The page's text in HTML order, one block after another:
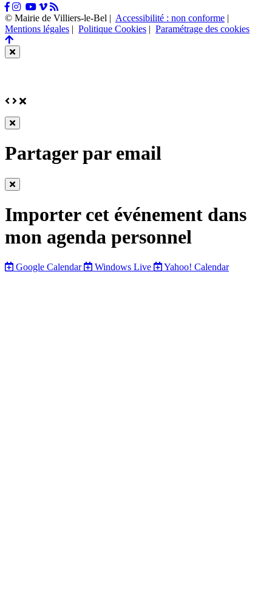
Facebook
Instagram
TiktokYoutube
Vimeo
Flux
RSS
© Mairie de Villiers-le-Bel | Accessibilité : non conforme |
Mentions légales | Politique Cookies | Paramétrage des cookies
Retour
en
haut
Fermer
Précédent
Suivant
Fermer
Fermer
fenêtre
Partager par email
Fermer
fenêtre
Importer cet événement dans
mon agenda personnel
Google Calendar Windows Live Yahoo! Calendar